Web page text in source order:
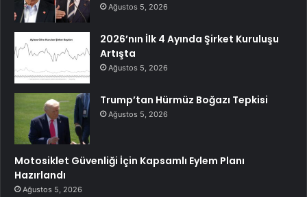
Ağustos 5, 2026
2026’nın İlk 4 Ayında Şirket Kuruluşu
Artışta
Ağustos 5, 2026
Trump’tan Hürmüz Boğazı Tepkisi
Ağustos 5, 2026
Motosiklet Güvenliği İçin Kapsamlı Eylem Planı
Hazırlandı
Ağustos 5, 2026